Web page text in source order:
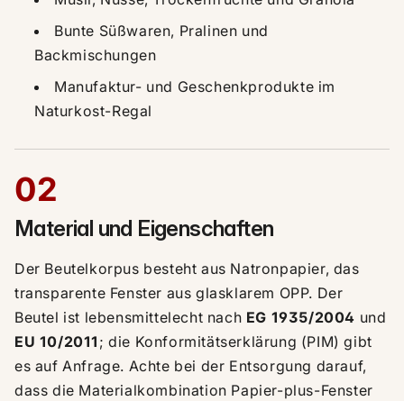
Bunte Süßwaren, Pralinen und
Backmischungen
Manufaktur- und Geschenkprodukte im
Naturkost-Regal
02
Material und Eigenschaften
Der Beutelkorpus besteht aus Natronpapier, das
transparente Fenster aus glasklarem OPP. Der
Beutel ist lebensmittelecht nach EG 1935/2004 und
EU 10/2011 ; die Konformitätserklärung (PIM) gibt
es auf Anfrage. Achte bei der Entsorgung darauf,
dass die Materialkombination Papier-plus-Fenster